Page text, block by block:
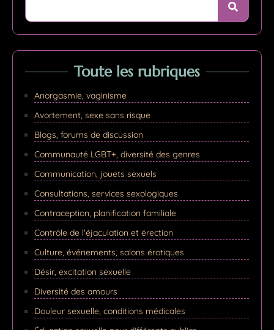
Toute les rubriques
Anorgasmie, vaginisme
Avortement, sexe sans risque
Blogs, forums de discussion
Communauté LGBT+, diversité des genres
Communication, jouets sexuels
Consultations, services sexologiques
Contraception, planification familiale
Contrôle de l'éjaculation et érection
Culture, événements, salons érotiques
Désir, excitation sexuelle
Diversité des amours
Douleur sexuelle, conditions médicales